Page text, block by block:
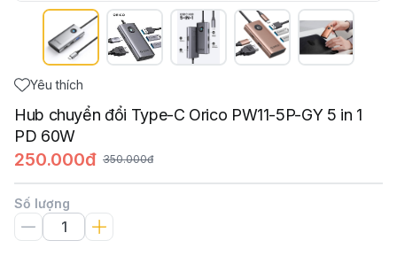
Yêu thích
Hub chuyển đổi Type-C Orico PW11-5P-GY 5 in 1
PD 60W
250.000đ 350.000đ
Số lượng